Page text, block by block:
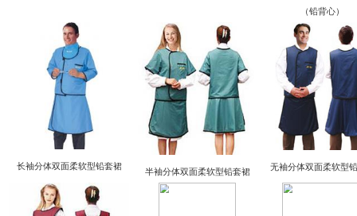
式、丰富的颜色可选，充分张扬您